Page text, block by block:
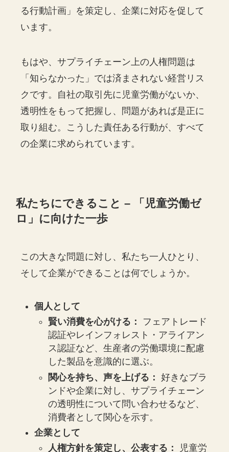
る行動計画」を策定し、企業に対応を促して
います。
もはや、サプライチェーン上の人権問題は
「知らなかった」では済まされない経営リス
クです。自社の取引先に児童労働がないか、
透明性をもって把握し、問題があれば是正に
取り組む。こうした責任ある行動が、すべて
の企業に求められています。
私たちにできること – 「児童労働ゼ
ロ」に向けた一歩
この大きな問題に対し、私たち一人ひとり、
そして企業ができることは何でしょうか。
個人として
賢い消費を心がける：
フェアトレード
認証やレインフォレスト・アライアン
ス認証など、生産者の労働環境に配慮
した製品を意識的に選ぶ。
関心を持ち、声を上げる： 好きなブラ
ンドや企業に対し、サプライチェーン
の透明性について問い合わせるなど、
消費者として関心を示す。
企業として
人権方針を策定し、公表する：
児童労